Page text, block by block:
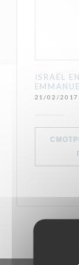
ISRAËL
21/02/2017